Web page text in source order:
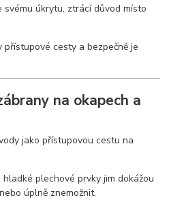
svému úkrytu, ztrácí důvod místo
cesty a bezpečně je
na okapech a
jako přístupovou cestu na
plechové prvky jim dokážou
úplně znemožnit.